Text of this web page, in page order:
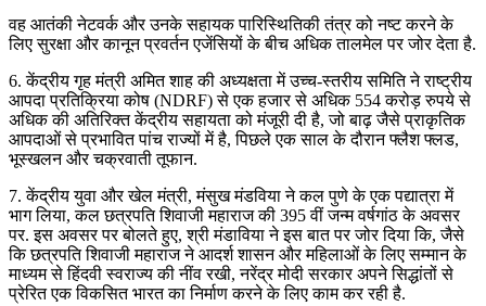
वह आतंकी नेटवर्क और उनके सहायक पारिस्थितिकी तंत्र को नष्ट करने के
लिए सुरक्षा और कानून प्रवर्तन एजेंसियों के बीच अधिक तालमेल पर जोर देता है.
6. केंद्रीय गृह मंत्री अमित शाह की अध्यक्षता में उच्च-स्तरीय समिति ने राष्ट्रीय
आपदा प्रतिक्रिया कोष (NDRF) से एक हजार से अधिक 554 करोड़ रुपये से
अधिक की अतिरिक्त केंद्रीय सहायता को मंजूरी दी है, जो बाढ़ जैसे प्राकृतिक
आपदाओं से प्रभावित पांच राज्यों में है, पिछले एक साल के दौरान फ्लैश फ्लड,
भूस्खलन और चक्रवाती तूफान.
7. केंद्रीय युवा और खेल मंत्री, मंसुख मंडविया ने कल पुणे के एक पद्यात्रा में
भाग लिया, कल छत्रपति शिवाजी महाराज की 395 वीं जन्म वर्षगांठ के अवसर
पर. इस अवसर पर बोलते हुए, श्री मंडाविया ने इस बात पर जोर दिया कि, जैसे
कि छत्रपति शिवाजी महाराज ने आदर्श शासन और महिलाओं के लिए सम्मान के
माध्यम से हिंदवी स्वराज्य की नींव रखी, नरेंद्र मोदी सरकार अपने सिद्धांतों से
प्रेरित एक विकसित भारत का निर्माण करने के लिए काम कर रही है.